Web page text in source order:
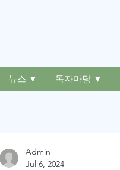
뉴스 ▼ 독자마당 ▼
Admin
Jul 6, 2024